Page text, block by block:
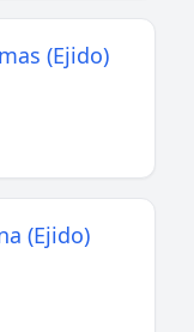
(Ejido)
(Ejido)